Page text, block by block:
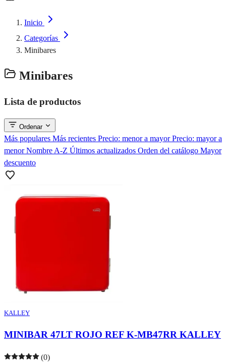
Inicio
Categorías
Minibares
Minibares
Lista de productos
Ordenar
Más populares Más recientes Precio: menor a mayorPrecio: mayor a
menorNombre A-Z Últimos actualizados Orden del catálogo Mayor
descuento
KALLEY
MINIBAR 47LT ROJO REF K-MB47RR KALLEY
(0)